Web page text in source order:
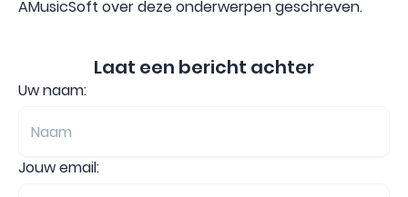
AMusicSoft over deze onderwerpen geschreven.
Laat een bericht achter
Uw naam:
Jouw email: